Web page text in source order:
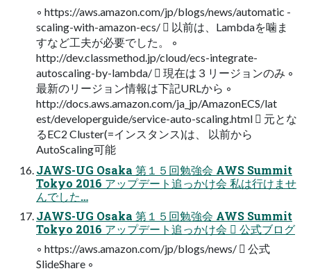
◦ https://aws.amazon.com/jp/blogs/news/automatic -
scaling-with-amazon-ecs/  以前は、Lambdaを噛ま
すなど工夫が必要でした。 ◦
http://dev.classmethod.jp/cloud/ecs-integrate-
autoscaling-by-lambda/  現在は３リージョンのみ ◦
最新のリージョン情報は下記URLから ◦
http://docs.aws.amazon.com/ja_jp/AmazonECS/lat
est/developerguide/service-auto-scaling.html  元とな
るEC2 Cluster(=インスタンス)は、 以前から
AutoScaling可能
JAWS-UG Osaka 第１５回勉強会 AWS Summit
Tokyo 2016 アップデート追っかけ会 私は行けませ
んでした…
JAWS-UG Osaka 第１５回勉強会 AWS Summit
Tokyo 2016 アップデート追っかけ会  公式ブログ
◦ https://aws.amazon.com/jp/blogs/news/  公式
SlideShare ◦